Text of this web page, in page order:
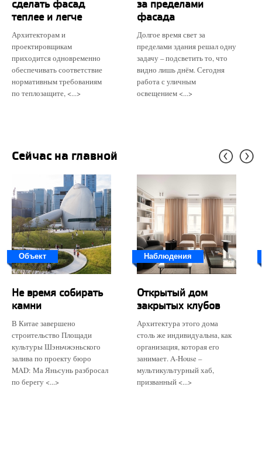
сделать фасад
теплее и легче
Архитекторам и
проектировщикам
приходится одновременно
обеспечивать соответствие
нормативным требованиям
по теплозащите, <...>
за пределами
фасада
Долгое время свет за
пределами здания решал одну
задачу – подсветить то, что
видно лишь днём. Сегодня
работа с уличным
освещением <...>
Сейчас на главной
Объект
Не время собирать
камни
В Китае завершено
строительство Площади
культуры Шэньчжэньского
залива по проекту бюро
MAD: Ма Яньсунь разбросал
по берегу <...>
Наблюдения
Открытый дом
закрытых клубов
Архитектура этого дома
столь же индивидуальна, как
организация, которая его
занимает. A-House –
мультикультурный хаб,
призванный <...>